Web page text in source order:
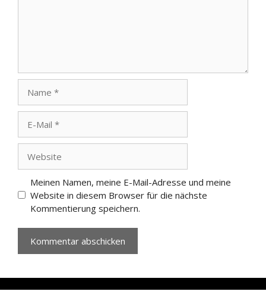
Mail
Meinen Namen, meine E-Mail-Adresse und meine
Website in diesem Browser für die nächste
Kommentierung speichern.